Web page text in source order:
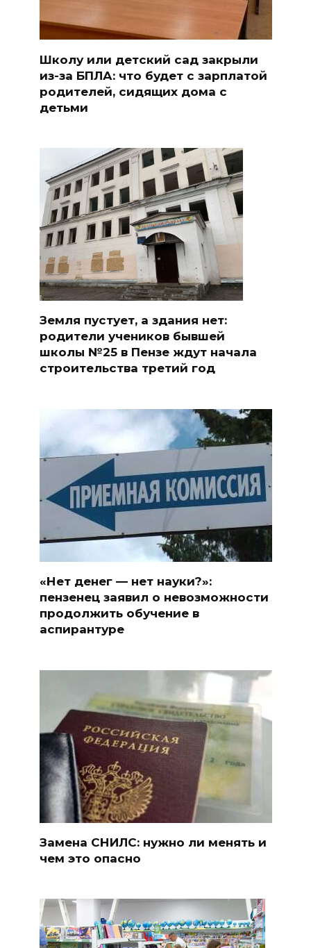
Школу или детский сад закрыли
из-за БПЛА: что будет с зарплатой
родителей, сидящих дома с
детьми
Земля пустует, а здания нет:
родители учеников бывшей
школы №25 в Пензе ждут начала
строительства третий год
«Нет денег — нет науки?»:
пензенец заявил о невозможности
продолжить обучение в
аспирантуре
Замена СНИЛС: нужно ли менять и
чем это опасно